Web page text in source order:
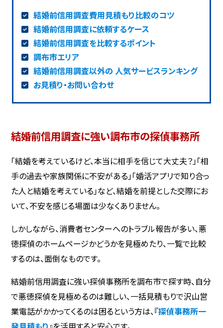
結婚前信用調査費用見積もり比較のコツ
結婚前信用調査に依頼するケース
結婚前信用調査を比較するポイント
調布市エリア
結婚前信用調査以外の 人気サービスランキング
お見積り・お問い合わせ
結婚前信用調査に強い調布市の探偵事務所
「結婚を考えているけど、本当に相手を信じて大丈夫？」「相
手の過去や家族関係に不安がある」「婚活アプリで知り合っ
た人と結婚を考えている」など、結婚を前提とした交際にお
いて、不安を感じる場面は少なくありません。
しかしながら、消費者センターへのトラブル報告が多い、悪
徳探偵のホームページかどうかを見極めたり、一覧で比較
するのは、面倒なものです。
結婚前信用調査に強い探偵事務所を調布市で探す時、自分
で悪徳探偵を見極めるのは難しい、一括見積もりで沢山営
業電話がかかってくるのは困るという方は、『探偵事務所一